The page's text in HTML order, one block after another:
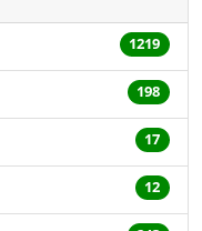
1219
198
17
12